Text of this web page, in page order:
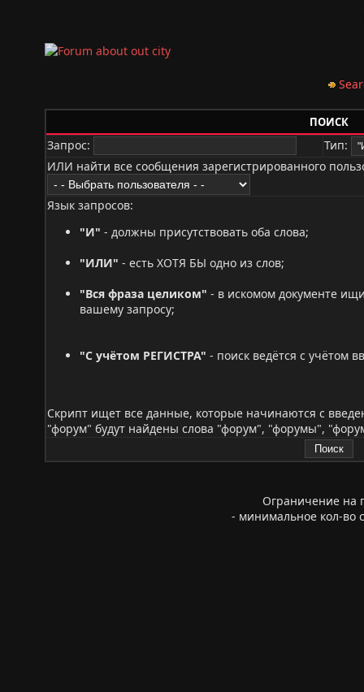
ПОИСК
Запрос:
Тип:
ИЛИ найти все сообщения зарегистрированного
Язык запросов:
"И" - должны присутствовать оба слова;
"ИЛИ" - есть ХОТЯ БЫ одно из слов;
"Вся фраза целиком" - в искомом документе
вашему запросу;
"С учётом РЕГИСТРА" - поиск ведётся с учётом
Скрипт ищет все данные, которые начинаются с
"форум" будут найдены слова "форум", "форумы",
Ограничение на
- минимальное кол-во